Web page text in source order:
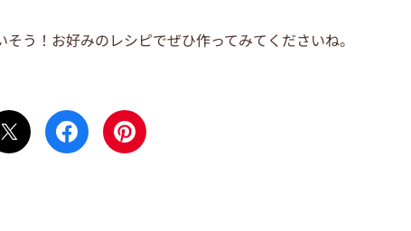
う！お好みのレシピでぜひ作ってみてくださいね。